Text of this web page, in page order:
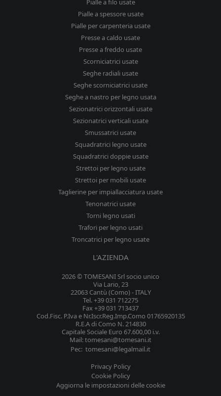
Pialle a filo usate
Pialle a spessore usate
Pialle per carpenteria usate
Presse a caldo usate
Presse a freddo usate
Scorniciatrici usate
Seghe radiali usate
Seghe scorniciatrici usate
Seghe a nastro per legno usata
Sezionatrici orizzontali usate
Sezionatrici verticali usate
Smussatrici usate
Squadratrici legno usate
Squadratrici doppie usate
Strettoi per legno usate
Strettoi per mobili usate
Taglierine per impiallacciatura usate
Tenonatrici usate
Torni legno usati
Trafori per legno usati
Troncatrici per legno usate
L'AZIENDA
2026 © TOMESANI Srl socio unico
Via Lario, 23
22063 Cantù (Como) - ITALY
Tel. +39 031 712275
Fax +39 031 713437
Cod.Fisc. P.Iva e Nr.Iscr.Reg.Imp.Como 01765920135
R.E.A di Como N. 214830
Capitale Sociale Euro 67.600,00 i.v.
Mail: tomesani@tomesani.it
Pec: tomesani@legalmail.it
Privacy Policy
Cookie Policy
Aggiorna le impostazioni delle cookie